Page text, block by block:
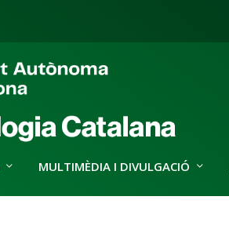
MULTIMÈDIA I DIVULGACIÓ